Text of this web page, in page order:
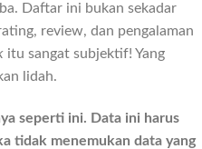
Daftar ini bukan sekadar
review, dan pengalaman
itu sangat subjektif! Yang
lidah.
seperti ini. Data ini harus
tidak menemukan data yang